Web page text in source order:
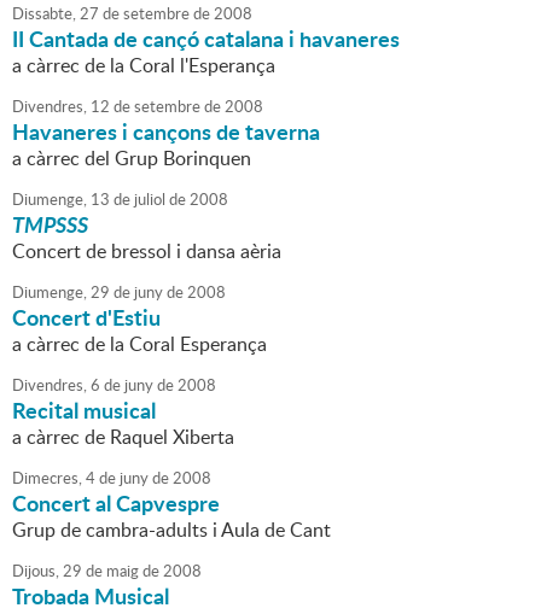
Dissabte,27 desetembrede2008
II Cantada de cançó catalana i havaneres
a càrrec de la Coral l'Esperança
Divendres, 12 desetembrede2008
Havaneres i cançons de taverna
a càrrec del Grup Borinquen
Diumenge, 13 de juliol de2008
TMPSSS
Concert de bressol i dansa aèria
Diumenge,29 de junyde2008
Concert d'Estiu
a càrrec de la Coral Esperança
Divendres,6 de junyde2008
Recital musical
a càrrec de Raquel Xiberta
Dimecres,4de junyde2008
Concert al Capvespre
Grup de cambra-adults i Aula de Cant
Dijous,29 de maigde2008
Trobada Musical